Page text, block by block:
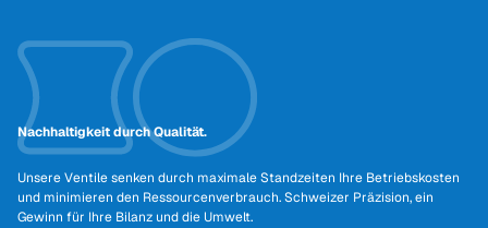
Nachhaltigkeit durch Qualität.
Unsere Ventile senken durch maximale Standzeiten Ihre Betriebskosten
und minimieren den Ressourcenverbrauch. Schweizer Präzision, ein
Gewinn für Ihre Bilanz und die Umwelt.